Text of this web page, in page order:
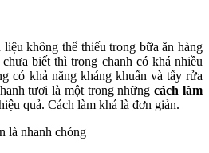
không thể thiếu trong bữa ăn hàng
biết thì trong chanh có khá nhiều
có khả năng kháng khuẩn và tẩy rửa
tươi là một trong nhữngcách làm
quả. Cách làm khá là đơn giản.